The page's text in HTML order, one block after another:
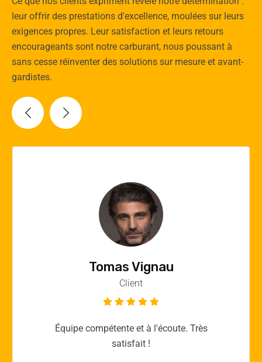
leur offrir des prestations d'excellence, moulées sur leurs
exigences propres. Leur satisfaction et leurs retours
encourageants sont notre carburant, nous poussant à
sans cesse réinventer des solutions sur mesure et avant-
gardistes.
Vincent Quere
Client
Merci yellow365.work pour votre expertise!